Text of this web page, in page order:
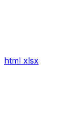
html xlsx